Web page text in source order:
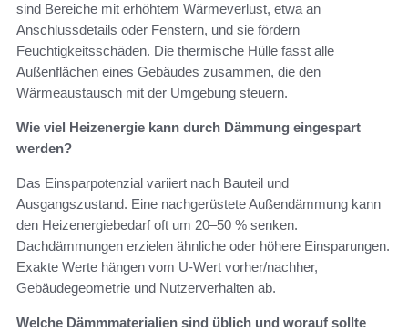
sind Bereiche mit erhöhtem Wärmeverlust, etwa an
Anschlussdetails oder Fenstern, und sie fördern
Feuchtigkeitsschäden. Die thermische Hülle fasst alle
Außenflächen eines Gebäudes zusammen, die den
Wärmeaustausch mit der Umgebung steuern.
Wie viel Heizenergie kann durch Dämmung eingespart
werden?
Das Einsparpotenzial variiert nach Bauteil und
Ausgangszustand. Eine nachgerüstete Außendämmung kann
den Heizenergiebedarf oft um 20–50 % senken.
Dachdämmungen erzielen ähnliche oder höhere Einsparungen.
Exakte Werte hängen vom U‑Wert vorher/nachher,
Gebäudegeometrie und Nutzerverhalten ab.
Welche Dämmmaterialien sind üblich und worauf sollte